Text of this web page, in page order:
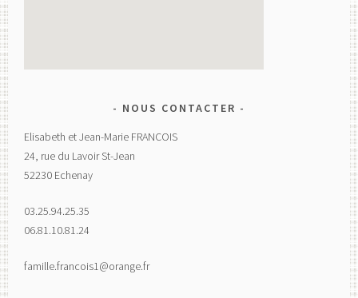
NOUS CONTACTER
Elisabeth et Jean-Marie FRANCOIS
24, rue du Lavoir St-Jean
52230 Echenay
03.25.94.25.35
06.81.10.81.24
famille.francois1@orange.fr